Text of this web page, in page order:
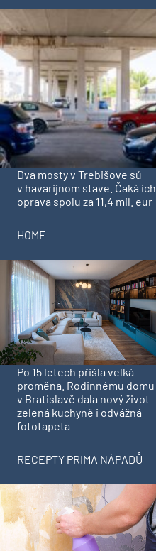
Dva mosty v Trebišove sú
v havarijnom stave. Čaká ich
oprava spolu za 11,4 mil. eur
HOME
Po 15 letech přišla velká
proměna. Rodinnému domu
v Bratislavě dala nový život
zelená kuchyně i odvážná
fototapeta
RECEPTY PRIMA NÁPADŮ